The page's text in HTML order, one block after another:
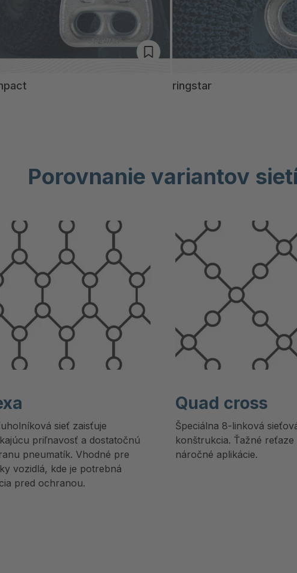
ringstar
Porovnanie variantov
sieť zaisťuje
priľnavosť a dostatočnú
pneumatík. Vhodné pre
vozidlá, kde je potrebná
pred ochranou.
Quad cross
Špeciálna 8-linková
konštrukcia. Ťažné reťaze
náročné aplikácie.